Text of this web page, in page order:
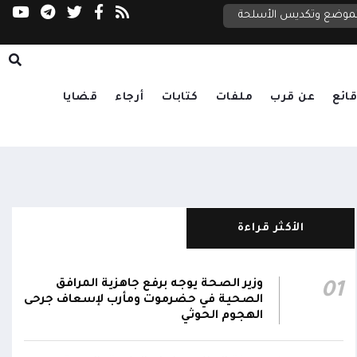
وتكديس الأسلحة مجلس الأمن: لا رحلات إلى مطارات اليمن دون
عن قرب ملفات كتابات أرجاء قضايا
الأكثر قراءة
01
وزير الصحة يوجه برفع جاهزية المرافق
الصحية في حضرموت ومأرب لإسعاف جرحى
الهجوم الحوثي